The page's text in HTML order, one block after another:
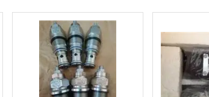
安继电器